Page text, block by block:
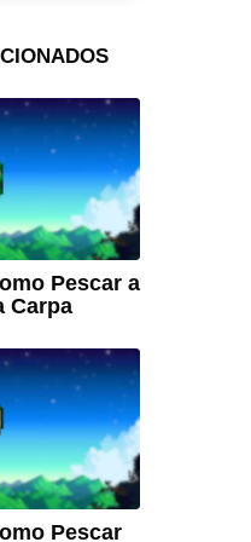
Pescar a
Carpa
Pescar